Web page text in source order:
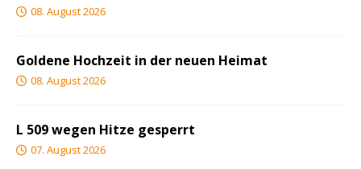
08. August 2026
Goldene Hochzeit in der neuen Heimat
08. August 2026
L 509 wegen Hitze gesperrt
07. August 2026